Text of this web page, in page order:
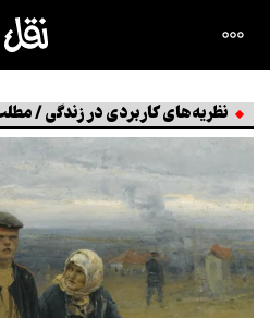
نظریه‌های کاربردی در زندگی /